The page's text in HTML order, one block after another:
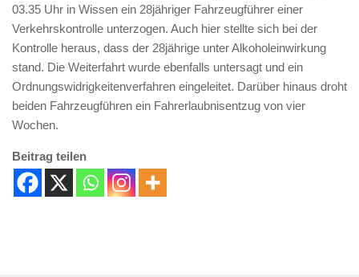
03.35 Uhr in Wissen ein 28jähriger Fahrzeugführer einer
Verkehrskontrolle unterzogen. Auch hier stellte sich bei der
Kontrolle heraus, dass der 28jährige unter Alkoholeinwirkung
stand. Die Weiterfahrt wurde ebenfalls untersagt und ein
Ordnungswidrigkeitenverfahren eingeleitet. Darüber hinaus droht
beiden Fahrzeugführen ein Fahrerlaubnisentzug von vier
Wochen.
Beitrag teilen